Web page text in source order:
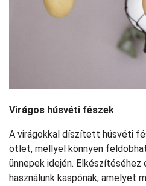
Virágos húsvéti fészek
A virágokkal díszített húsvéti
ötlet, mellyel könnyen
ünnepek idején.
használunk kaspónak, amelyet